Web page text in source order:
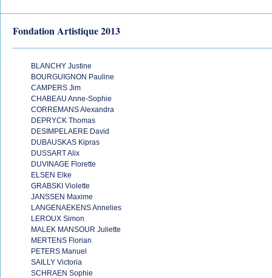
Fondation Artistique 2013
BLANCHY Justine
BOURGUIGNON Pauline
CAMPERS Jim
CHABEAU Anne-Sophie
CORREMANS Alexandra
DEPRYCK Thomas
DESIMPELAERE David
DUBAUSKAS Kipras
DUSSART Alix
DUVINAGE Florette
ELSEN Elke
GRABSKI Violette
JANSSEN Maxime
LANGENAEKENS Annelies
LEROUX Simon
MALEK MANSOUR Juliette
MERTENS Florian
PETERS Manuel
SAILLY Victoria
SCHRAEN Sophie